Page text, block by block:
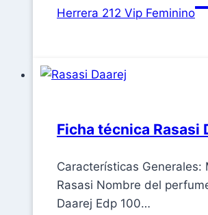
Herrera 212 Vip Feminino
Ficha técnica Rasasi
Características Generales:
Rasasi Nombre del
Daarej Edp 100…